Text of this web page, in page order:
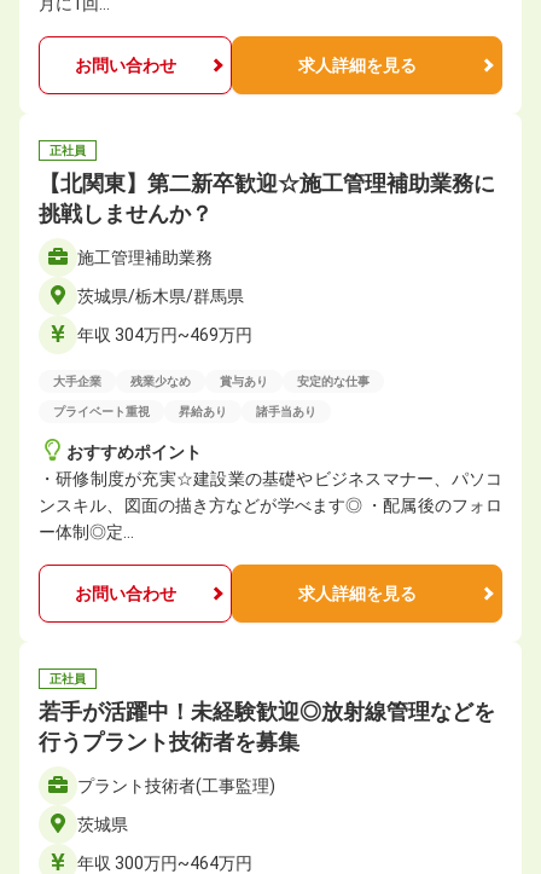
お問い合わせ 求人詳細を見る
正社員
【北関東】第二新卒歓迎☆施⼯管理補助業務に
挑戦しませんか？
施⼯管理補助業務
茨城県/栃木県/群馬県
年収 304万円~469万円
大手企業 残業少なめ 賞与あり 安定的な仕事
プライベート重視 昇給あり 諸手当あり
おすすめポイント
・研修制度が充実☆建設業の基礎やビジネスマナー、パソコ
ンスキル、図面の描き方などが学べます◎ ・配属後のフォロ
ー体制◎定…
お問い合わせ 求人詳細を見る
正社員
若手が活躍中！未経験歓迎◎放射線管理などを
行うプラント技術者を募集
プラント技術者(工事監理)
茨城県
年収 300万円~464万円